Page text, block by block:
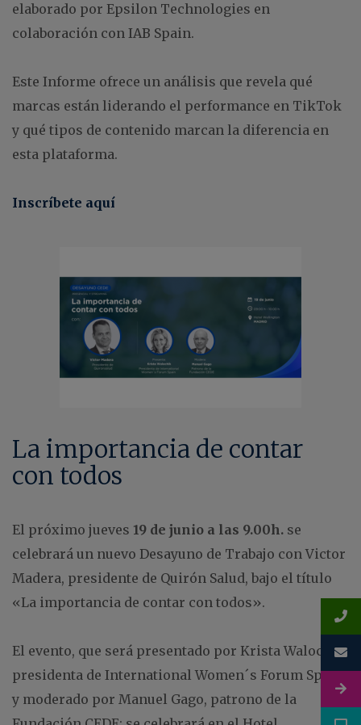
elaborado por Epsilon Technologies en
colaboración con IAB Spain.
Este Informe ofrece un análisis que revela qué
marcas están liderando el performance en TikTok
y qué tipos de contenido marcan la diferencia en
esta plataforma.
Inscríbete aquí
La importancia de contar
con todos
El próximo jueves 19 de junio a las 9.00h. se
celebrará un nuevo Desayuno de Trabajo con Victor
Madera, presidente de Quirón Salud, bajo el título
«La importancia de contar con todos».
El evento, que será presentado por Krista Walochik,
presidenta de International Women´s Forum Spain;
y moderado por Manuel Gago, patrono de la